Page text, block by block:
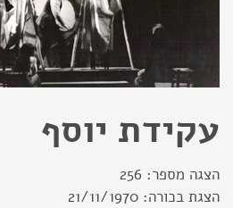
עקידת יוסף
הצגה מספר: 256
הצגת בכורה: 21/11/1970